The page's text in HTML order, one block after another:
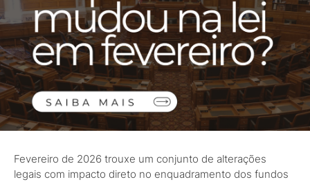
Fevereiro de 2026 trouxe um conjunto de alterações
legais com impacto direto no enquadramento dos fundos